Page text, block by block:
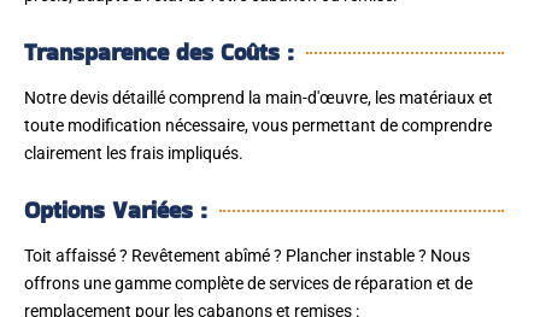
Transparence des Coûts :
Notre devis détaillé comprend la main-d'œuvre, les matériaux et
toute modification nécessaire, vous permettant de comprendre
clairement les frais impliqués.
Options Variées :
Toit affaissé ? Revêtement abîmé ? Plancher instable ? Nous
offrons une gamme complète de services de réparation et de
remplacement pour les cabanons et remises :